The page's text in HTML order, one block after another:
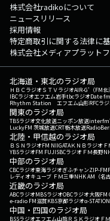
株式会社radikoについて
ニュースリリース
採用情報
特定商取引に関する法律に
株式会社メディアプラット
北海道・東北のラジオ局
ＨＢＣラジオＳＴＶラジオAIR-G'（FM北
IBCラジオエフエム岩手tbcラジオDate
Rhythm Station エフエム山形RFCラ
関東のラジオ局
TBSラジオ文化放送ニッポン放送interfm
LuckyFM 茨城放送CRT栃木放送
北陸・甲信越のラジオ局
ＢＳＮラジオFM NIIGATAＫＮＢラジオ
YBSラジオFM FUJISBCラジオ ＦＭ長野
中部のラジオ局
CBCラジオ東海ラジオぎふチャンZIP-FM
レディオキューブ ＦＭ三重NHK AM（名古
近畿のラジオ局
ABCラジオMBSラジオOBCラジオ大阪FM
e-radio FM滋賀KBS京都ラジオα-
中国・四国のラジオ局
BSSラジオエフエム山陰ＲＳＫラジオ Ｆ